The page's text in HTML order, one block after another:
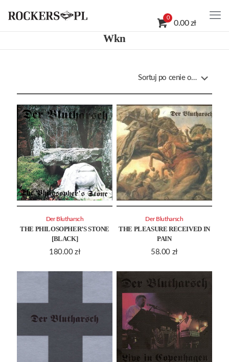
0
0.00 zł
Wkn
THE PHILOSOPHER’S STONE
[BLACK]
180.00 zł
Der Blutharsch
THE PLEASURE RECEIVED IN
PAIN
58.00 zł
Der Blutharsch